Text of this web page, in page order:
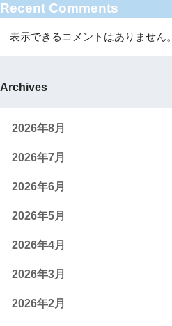
Recent Comments
表示できるコメントはありません。
Archives
2026年8月
2026年7月
2026年6月
2026年5月
2026年4月
2026年3月
2026年2月